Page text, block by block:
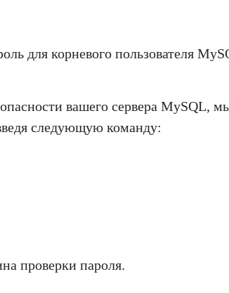
для корневого пользователя
вашего сервера MySQL,
следующую команду:
проверки пароля.